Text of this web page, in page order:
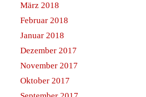
März 2018
Februar 2018
Januar 2018
Dezember 2017
November 2017
Oktober 2017